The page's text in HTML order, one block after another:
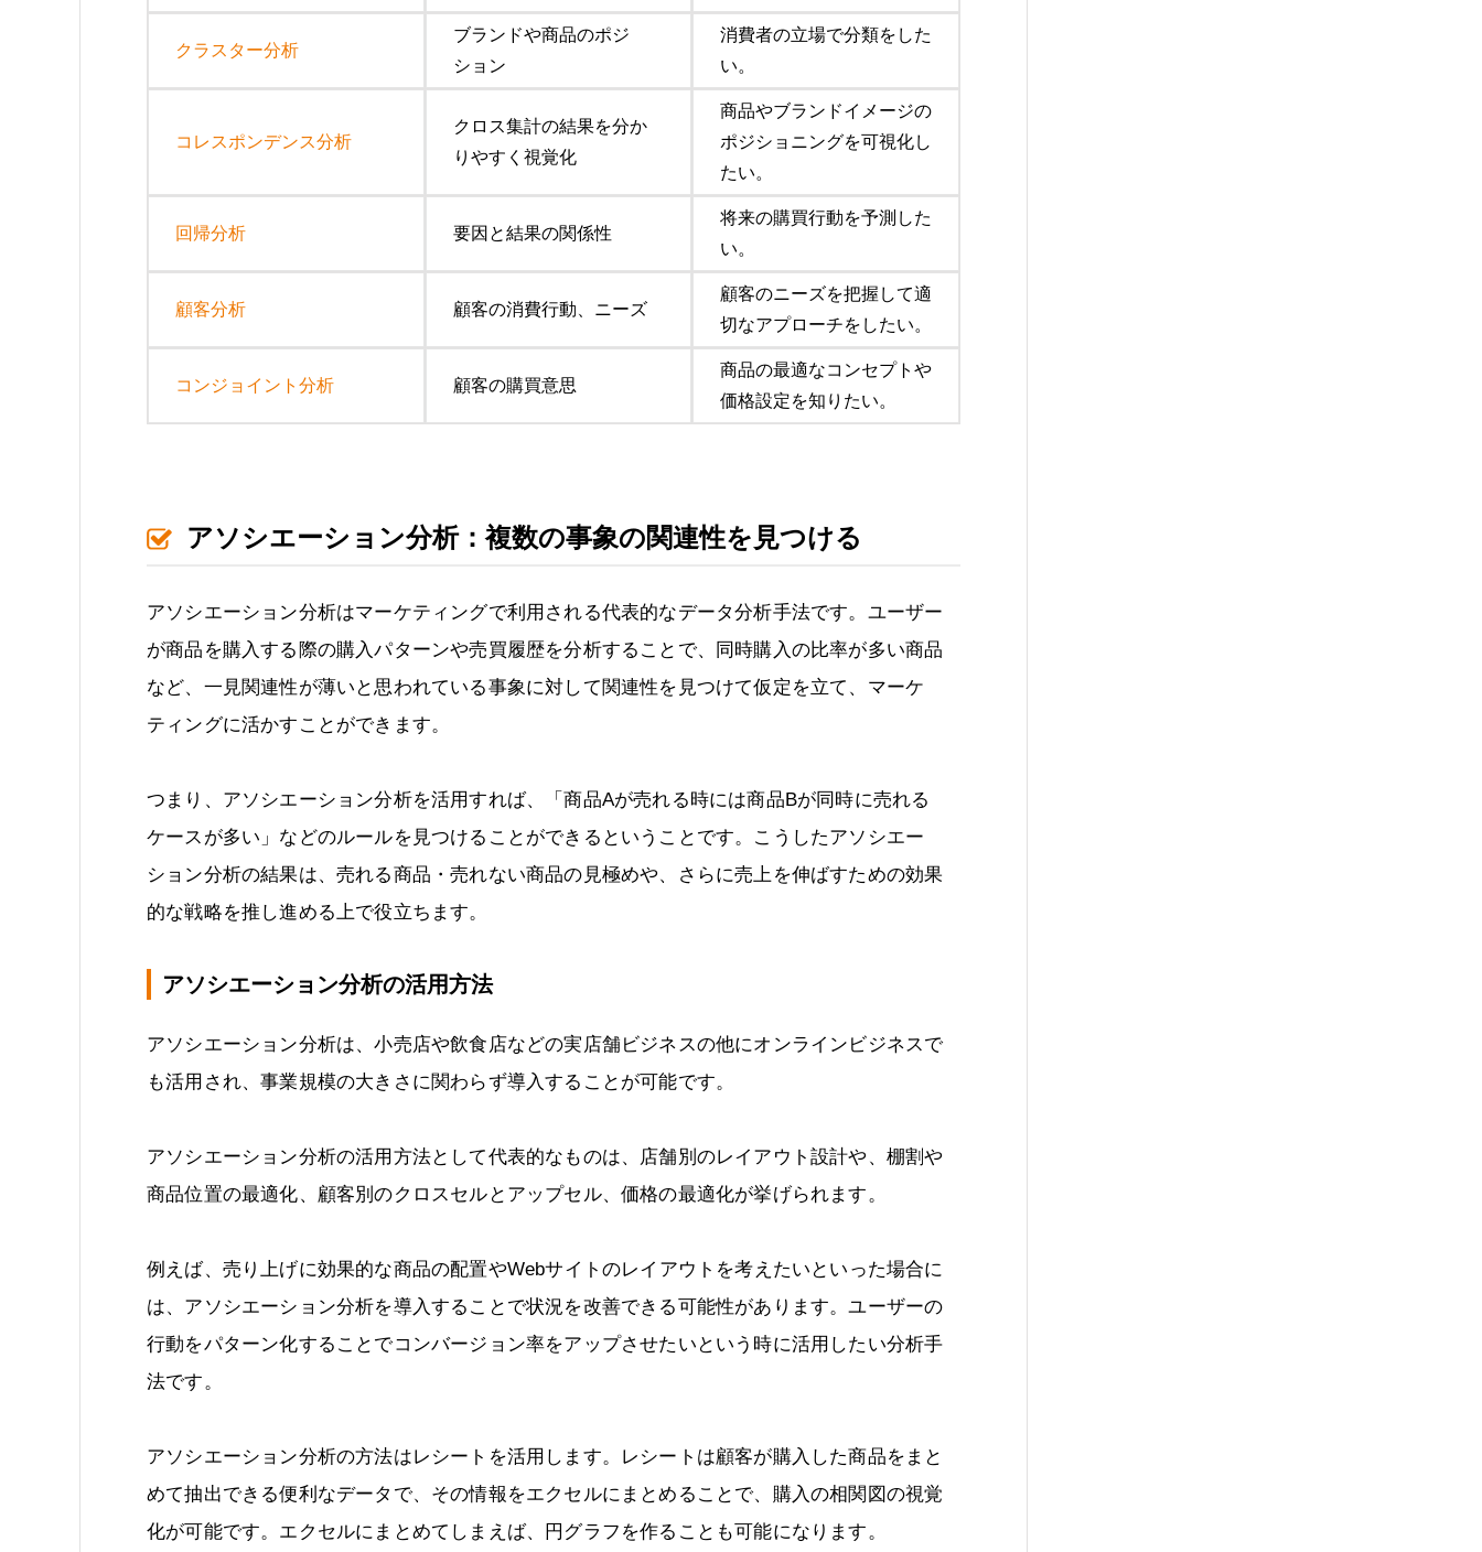
クラスター分析
ブランドや商品のポジ
ション
消費者の立場で分類をした
い。
コレスポンデンス分析
クロス集計の結果を分か
りやすく視覚化
商品やブランドイメージの
ポジショニングを可視化し
たい。
回帰分析 要因と結果の関係性
将来の購買行動を予測した
い。
顧客分析 顧客の消費行動、ニーズ
顧客のニーズを把握して適
切なアプローチをしたい。
コンジョイント分析 顧客の購買意思
商品の最適なコンセプトや
価格設定を知りたい。
アソシエーション分析：複数の事象の関連性を見つける
アソシエーション分析はマーケティングで利用される代表的なデータ分析手法です。ユーザー
が商品を購入する際の購入パターンや売買履歴を分析することで、同時購入の比率が多い商品
など、一見関連性が薄いと思われている事象に対して関連性を見つけて仮定を立て、マーケ
ティングに活かすことができます。
つまり、アソシエーション分析を活用すれば、「商品Aが売れる時には商品Bが同時に売れる
ケースが多い」などのルールを見つけることができるということです。こうしたアソシエー
ション分析の結果は、売れる商品・売れない商品の見極めや、さらに売上を伸ばすための効果
的な戦略を推し進める上で役立ちます。
アソシエーション分析の活用方法
アソシエーション分析は、小売店や飲食店などの実店舗ビジネスの他にオンラインビジネスで
も活用され、事業規模の大きさに関わらず導入することが可能です。
アソシエーション分析の活用方法として代表的なものは、店舗別のレイアウト設計や、棚割や
商品位置の最適化、顧客別のクロスセルとアップセル、価格の最適化が挙げられます。
例えば、売り上げに効果的な商品の配置やWebサイトのレイアウトを考えたいといった場合に
は、アソシエーション分析を導入することで状況を改善できる可能性があります。ユーザーの
行動をパターン化することでコンバージョン率をアップさせたいという時に活用したい分析手
法です。
アソシエーション分析の方法はレシートを活用します。レシートは顧客が購入した商品をまと
めて抽出できる便利なデータで、その情報をエクセルにまとめることで、購入の相関図の視覚
化が可能です。エクセルにまとめてしまえば、円グラフを作ることも可能になります。